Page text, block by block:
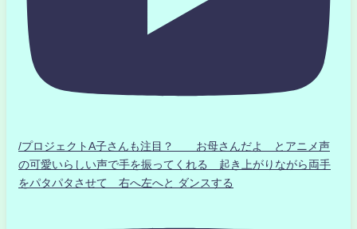
/プロジェクトA子さんも注目？ お母さんだよ とアニメ声
の可愛いらしい声で手を振ってくれる 起き上がりながら両手
をパタパタさせて 右へ左へと ダンスする